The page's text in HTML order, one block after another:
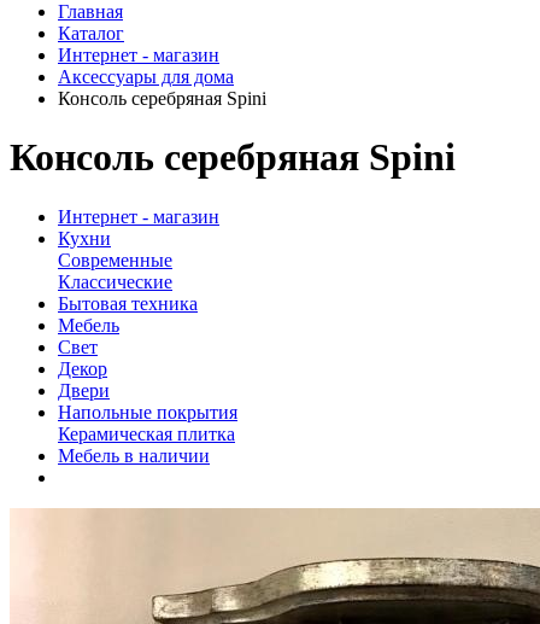
Главная
Каталог
Интернет - магазин
Аксессуары для дома
Консоль серебряная Spini
Консоль серебряная Spini
Интернет - магазин
Кухни
Современные
Классические
Бытовая техника
Мебель
Свет
Декор
Двери
Напольные покрытия
Керамическая плитка
Мебель в наличии